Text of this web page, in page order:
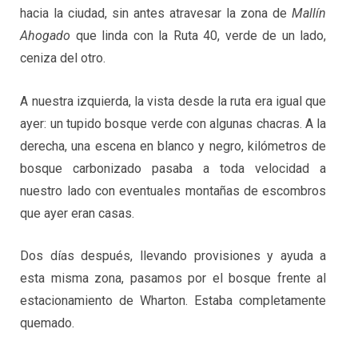
hacia la ciudad, sin antes atravesar la zona deMallín
Ahogado que linda con la Ruta 40, verde de un lado,
ceniza del otro.
A nuestra izquierda, la vista desde la ruta era igual que
ayer: un tupido bosque verde con algunas chacras. A la
derecha, una escena en blanco y negro, kilómetros de
bosque carbonizado pasaba a toda velocidad a
nuestro lado con eventuales montañas de escombros
que ayer eran casas.
Dos días después, llevando provisiones y ayuda a
esta misma zona, pasamos por el bosque frente al
estacionamiento de Wharton. Estaba completamente
quemado.